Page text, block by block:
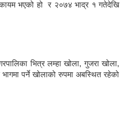
कायम भएको हो र २०७४ भाद्र १ गतेदेखि
भित्र लम्हा खोला, गुजरा खोला,
पर्ने खोलाको रुपमा अबस्थित रहेको